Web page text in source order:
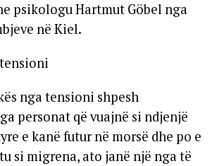
psikologu Hartmut Göbel nga
në Kiel.
nga tensioni shpesh
personat që vuajnë si ndjenjë
e kanë futur në morsë dhe po e
si migrena, ato janë një nga të